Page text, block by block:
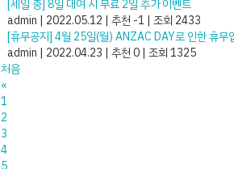
[세일 중] 8일 대여 시 무료 2일 추가 이벤트
admin | 2022.05.12 | 추천 -1 | 조회 2433
[휴무공지] 4월 25일(월) ANZAC DAY로 인한 휴무
admin | 2022.04.23 | 추천 0| 조회 1325
처음
«
1
2
3
4